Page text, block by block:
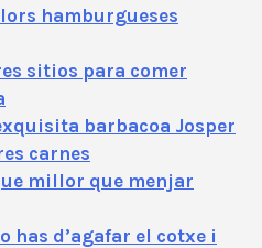
hamburgueses
sitios para comer
barbacoa Josper
carnes
millor que menjar
has d’agafar el cotxe i